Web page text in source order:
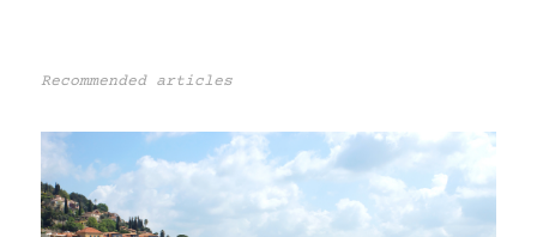
Recommended articles